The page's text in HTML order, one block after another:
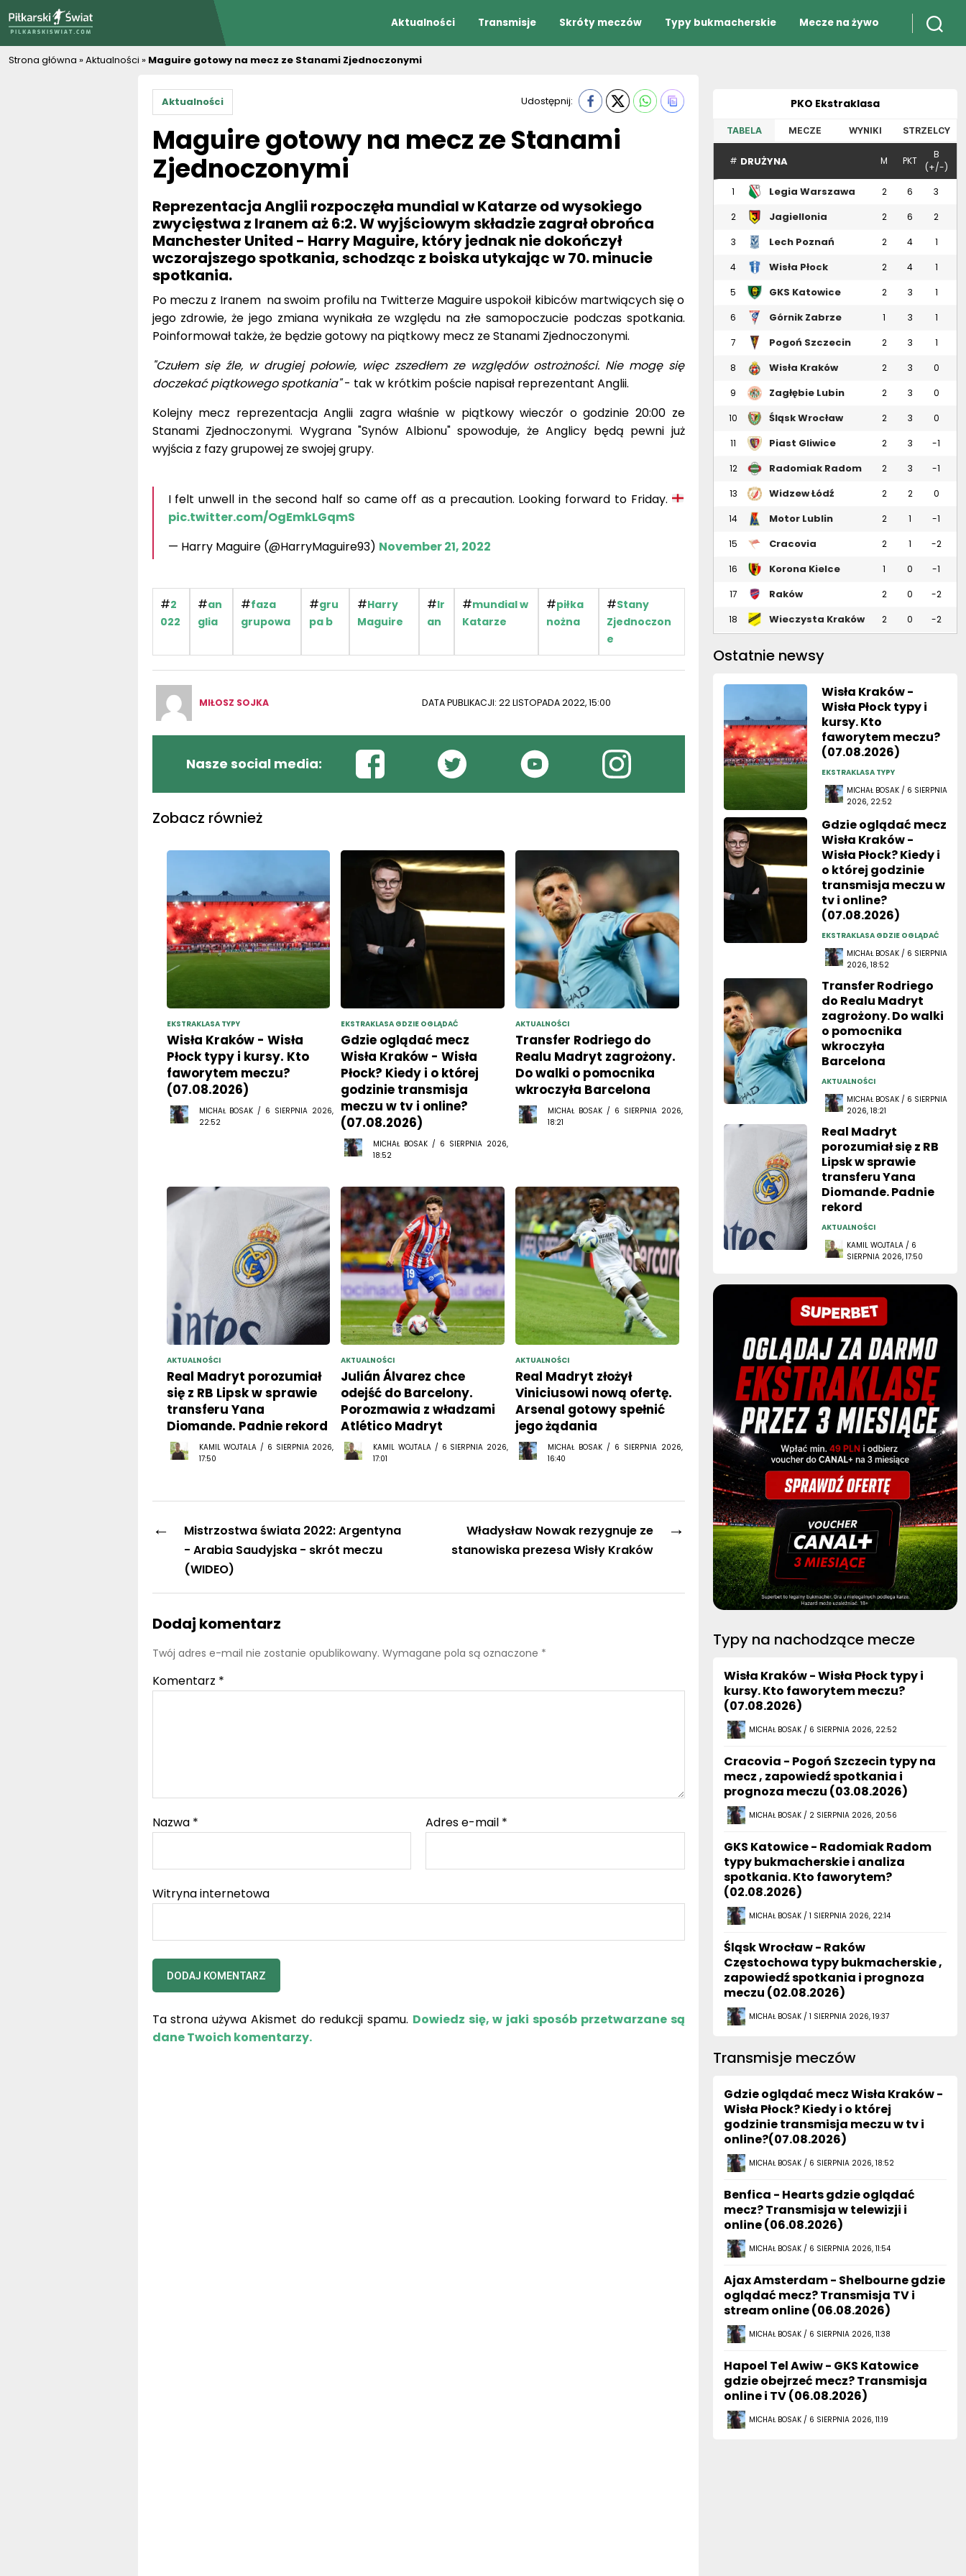
Aktualności Transmisje Skróty meczów Typy bukmacherskie Mecze na żywo
Strona główna »Aktualności » Maguire gotowy na mecz ze Stanami Zjednoczonymi
Aktualności Udostępnij:
Maguire gotowy na mecz ze Stanami
Zjednoczonymi
Reprezentacja Anglii rozpoczęła mundial w Katarze od wysokiego
zwycięstwa z Iranem aż 6:2. W wyjściowym składzie zagrał obrońca
Manchester United - Harry Maguire, który jednak nie dokończył
wczorajszego spotkania, schodząc z boiska utykając w 70. minucie
spotkania.
Po meczu z Iranem na swoim profilu na Twitterze Maguire uspokoił kibiców martwiących się o
jego zdrowie, że jego zmiana wynikała ze względu na złe samopoczucie podczas spotkania.
Poinformował także, że będzie gotowy na piątkowy mecz ze Stanami Zjednoczonymi.
"Czułem się źle, w drugiej połowie, więc zszedłem ze względów ostrożności. Nie mogę się
doczekać piątkowego spotkania"- tak w krótkim poście napisał reprezentant Anglii.
Kolejny mecz reprezentacja Anglii zagra właśnie w piątkowy wieczór o godzinie 20:00 ze
Stanami Zjednoczonymi. Wygrana "Synów Albionu" spowoduje, że Anglicy będą pewni już
wyjścia z fazy grupowej ze swojej grupy.
I felt unwell in the second half so came off as a precaution. Looking forward to Friday.
pic.twitter.com/OgEmkLGqmS
— Harry Maguire (@HarryMaguire93) November 21, 2022
#2
022
#an
glia
#faza
grupowa
#gru
pa b
#Harry
Maguire
#Ir
an
#mundial w
Katarze
#piłka
nożna
#Stany
Zjednoczon
e
MIŁOSZ SOJKA DATA PUBLIKACJI: 22 LISTOPADA 2022, 15:00
Nasze social media:
Zobacz również
EKSTRAKLASA TYPY
Wisła Kraków - Wisła
Płock typy i kursy. Kto
faworytem meczu?
(07.08.2026)
MICHAŁ BOSAK / 6 SIERPNIA 2026,
22:52
EKSTRAKLASA GDZIE OGLĄDAĆ
Gdzie oglądać mecz
Wisła Kraków - Wisła
Płock? Kiedy i o której
godzinie transmisja
meczu w tv i online?
(07.08.2026)
MICHAŁ BOSAK / 6 SIERPNIA 2026,
18:52
AKTUALNOŚCI
Transfer Rodriego do
Realu Madryt zagrożony.
Do walki o pomocnika
wkroczyła Barcelona
MICHAŁ BOSAK / 6 SIERPNIA 2026,
18:21
AKTUALNOŚCI
Real Madryt porozumiał
się z RB Lipsk w sprawie
transferu Yana
Diomande. Padnie rekord
KAMIL WOJTALA / 6 SIERPNIA 2026,
17:50
AKTUALNOŚCI
Julián Álvarez chce
odejść do Barcelony.
Porozmawia z władzami
Atlético Madryt
KAMIL WOJTALA / 6 SIERPNIA 2026,
17:01
AKTUALNOŚCI
Real Madryt złożył
Viniciusowi nową ofertę.
Arsenal gotowy spełnić
jego żądania
MICHAŁ BOSAK / 6 SIERPNIA 2026,
16:40
←
Mistrzostwa świata 2022: Argentyna
- Arabia Saudyjska - skrót meczu
(WIDEO)
→
Władysław Nowak rezygnuje ze
stanowiska prezesa Wisły Kraków
Dodaj komentarz
Twój adres e-mail nie zostanie opublikowany. Wymagane pola są oznaczone *
Komentarz *
Nazwa * Adres e-mail *
Witryna internetowa
Ta strona używa Akismet do redukcji spamu. Dowiedz się, w jaki sposób przetwarzane są
dane Twoich komentarzy.
PKO Ekstraklasa
TABELA MECZE WYNIKI STRZELCY
# DRUŻYNA M PKT
B
(+/-)
1
Legia Warszawa 2 6 3
2
Jagiellonia
2 6 2
3 Lech Poznań 2 4 1
4 Wisła Płock 2 4 1
5 GKS Katowice 2 3 1
6 Górnik Zabrze 1 3 1
7 Pogoń Szczecin 2 3 1
8 Wisła Kraków 2 3 0
9 Zagłębie Lubin 2 3 0
10 Śląsk Wrocław 2 3 0
11 Piast Gliwice 2 3 -1
12 Radomiak Radom 2 3 -1
13 Widzew Łódź 2 2 0
14 Motor Lublin 2 1 -1
15 Cracovia 2 1 -2
16 Korona Kielce 1 0 -1
17
Raków
2 0 -2
18 Wieczysta Kraków 2 0 -2
Ostatnie newsy
Wisła Kraków -
Wisła Płock typy i
kursy. Kto
faworytem meczu?
(07.08.2026)
EKSTRAKLASA TYPY
MICHAŁ BOSAK / 6 SIERPNIA
2026, 22:52
Gdzie oglądać mecz
Wisła Kraków -
Wisła Płock? Kiedy i
o której godzinie
transmisja meczu w
tv i online?
(07.08.2026)
EKSTRAKLASA GDZIE OGLĄDAĆ
MICHAŁ BOSAK / 6 SIERPNIA
2026, 18:52
Transfer Rodriego
do Realu Madryt
zagrożony. Do walki
o pomocnika
wkroczyła
Barcelona
AKTUALNOŚCI
MICHAŁ BOSAK / 6 SIERPNIA
2026, 18:21
Real Madryt
porozumiał się z RB
Lipsk w sprawie
transferu Yana
Diomande. Padnie
rekord
AKTUALNOŚCI
KAMIL WOJTALA / 6
SIERPNIA 2026, 17:50
Typy na nachodzące mecze
Wisła Kraków - Wisła Płock typy i
kursy. Kto faworytem meczu?
(07.08.2026)
MICHAŁ BOSAK / 6 SIERPNIA 2026, 22:52
Cracovia - Pogoń Szczecin typy na
mecz , zapowiedź spotkania i
prognoza meczu (03.08.2026)
MICHAŁ BOSAK / 2 SIERPNIA 2026, 20:56
GKS Katowice - Radomiak Radom
typy bukmacherskie i analiza
spotkania. Kto faworytem?
(02.08.2026)
MICHAŁ BOSAK / 1 SIERPNIA 2026, 22:14
Śląsk Wrocław - Raków
Częstochowa typy bukmacherskie ,
zapowiedź spotkania i prognoza
meczu (02.08.2026)
MICHAŁ BOSAK / 1 SIERPNIA 2026, 19:37
Transmisje meczów
Gdzie oglądać mecz Wisła Kraków -
Wisła Płock? Kiedy i o której
godzinie transmisja meczu w tv i
online?(07.08.2026)
MICHAŁ BOSAK / 6 SIERPNIA 2026, 18:52
Benfica - Hearts gdzie oglądać
mecz? Transmisja w telewizji i
online (06.08.2026)
MICHAŁ BOSAK / 6 SIERPNIA 2026, 11:54
Ajax Amsterdam - Shelbourne gdzie
oglądać mecz? Transmisja TV i
stream online (06.08.2026)
MICHAŁ BOSAK / 6 SIERPNIA 2026, 11:38
Hapoel Tel Awiw - GKS Katowice
gdzie obejrzeć mecz? Transmisja
online i TV (06.08.2026)
MICHAŁ BOSAK / 6 SIERPNIA 2026, 11:19